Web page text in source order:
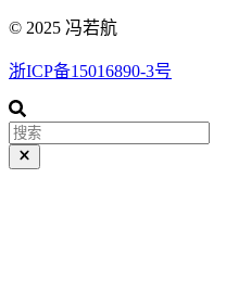
© 2025 冯若航
浙ICP备15016890-3号